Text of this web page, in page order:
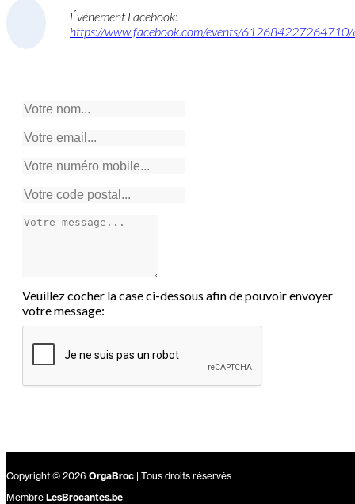
Événement Facebook:
https://www.facebook.com/events/
Veuillez cocher la case ci-dessous afin de pouvoir envoyer
votre message:
Copyright © 2026 OrgaBroc | Tous droits réservés
Membre LesBrocantes.be